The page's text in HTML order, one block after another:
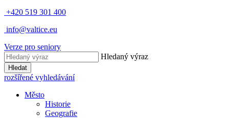
+420 519 301 400
info@valtice.eu
Verze pro seniory
Hledaný výraz
Hledat
rozšířené vyhledávání
Město
Historie
Geografie